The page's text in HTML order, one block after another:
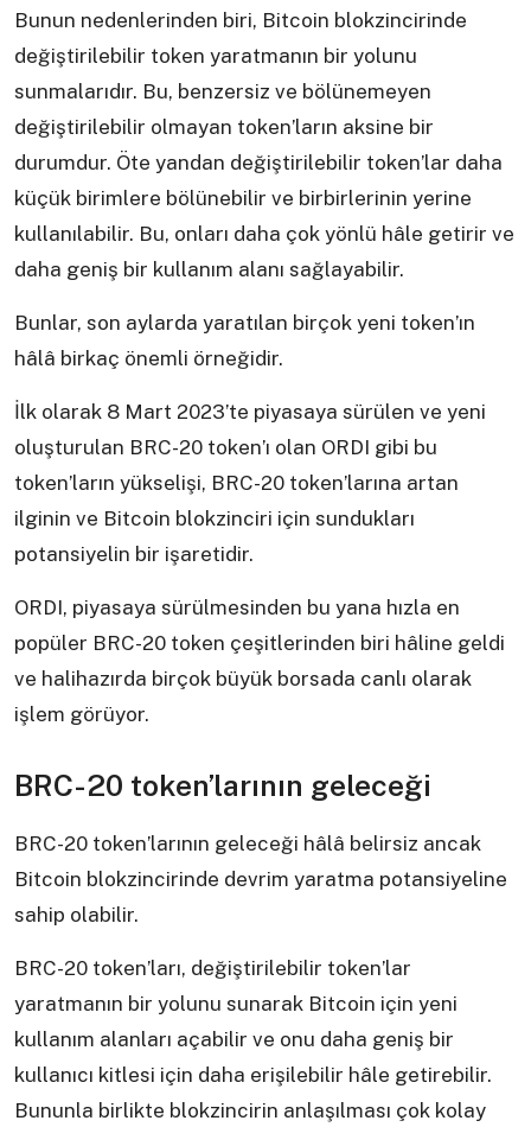
Bunun nedenlerinden biri, Bitcoin blokzincirinde
değiştirilebilir token yaratmanın bir yolunu
sunmalarıdır. Bu, benzersiz ve bölünemeyen
değiştirilebilir olmayan token’ların aksine bir
durumdur. Öte yandan değiştirilebilir token’lar daha
küçük birimlere bölünebilir ve birbirlerinin yerine
kullanılabilir. Bu, onları daha çok yönlü hâle getirir ve
daha geniş bir kullanım alanı sağlayabilir.
Bunlar, son aylarda yaratılan birçok yeni token’ın
hâlâ birkaç önemli örneğidir.
İlk olarak 8 Mart 2023’te piyasaya sürülen ve yeni
oluşturulan BRC-20 token’ı olan ORDI gibi bu
token’ların yükselişi, BRC-20 token’larına artan
ilginin ve Bitcoin blokzinciri için sundukları
potansiyelin bir işaretidir.
ORDI, piyasaya sürülmesinden bu yana hızla en
popüler BRC-20 token çeşitlerinden biri hâline geldi
ve halihazırda birçok büyük borsada canlı olarak
işlem görüyor.
BRC-20 token’larının geleceği
BRC-20 token’larının geleceği hâlâ belirsiz ancak
Bitcoin blokzincirinde devrim yaratma potansiyeline
sahip olabilir.
BRC-20 token’ları, değiştirilebilir token’lar
yaratmanın bir yolunu sunarak Bitcoin için yeni
kullanım alanları açabilir ve onu daha geniş bir
kullanıcı kitlesi için daha erişilebilir hâle getirebilir.
Bununla birlikte blokzincirin anlaşılması çok kolay